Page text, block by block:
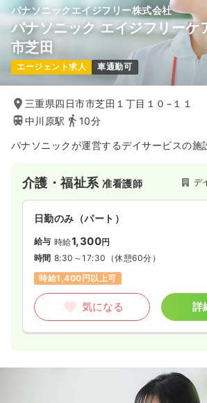
パナソニックエイジフリー株式会社
パナソニック エイジフリーケ
市芝田
エージェント求人 車通勤可
三重県四日市市芝田１丁目１０−１１
中川原駅
10分
パナソニックが運営するデイサービスの施
介護・福祉系准看護師 デ
日勤のみ（パート）
給与 時給1,300円
時間 8:30～17:30 （休憩60分）
時給1,400円以上可
気になる 詳